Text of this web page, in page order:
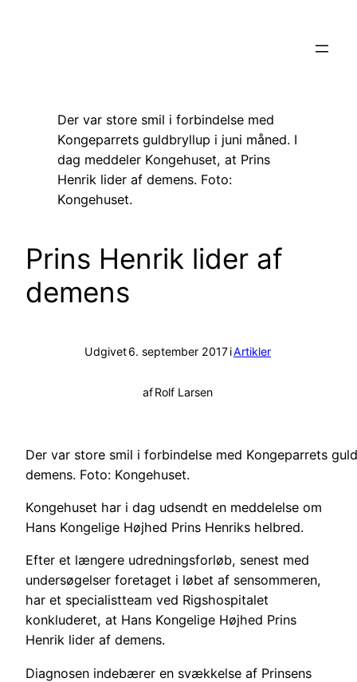
Der var store smil i forbindelse med
Kongeparrets guldbryllup i juni måned. I
dag meddeler Kongehuset, at Prins
Henrik lider af demens. Foto:
Kongehuset.
Prins Henrik lider af
demens
Udgivet6. september 2017iArtikler
afRolf Larsen
Der var store smil i forbindelse med Kongeparrets
demens. Foto: Kongehuset.
Kongehuset har i dag udsendt en meddelelse om
Hans Kongelige Højhed Prins Henriks helbred.
Efter et længere udredningsforløb, senest med
undersøgelser foretaget i løbet af sensommeren,
har et specialistteam ved Rigshospitalet
konkluderet, at Hans Kongelige Højhed Prins
Henrik lider af demens.
Diagnosen indebærer en svækkelse af Prinsens